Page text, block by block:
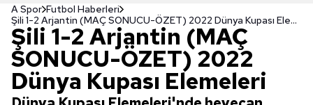
A Spor Futbol Haberleri
Şili 1-2 Arjantin (MAÇ SONUCU-ÖZET) 2022 Dünya Kupası Elemeleri
Şili 1-2 Arjantin (MAÇ
SONUCU-ÖZET) 2022
Dünya Kupası Elemeleri